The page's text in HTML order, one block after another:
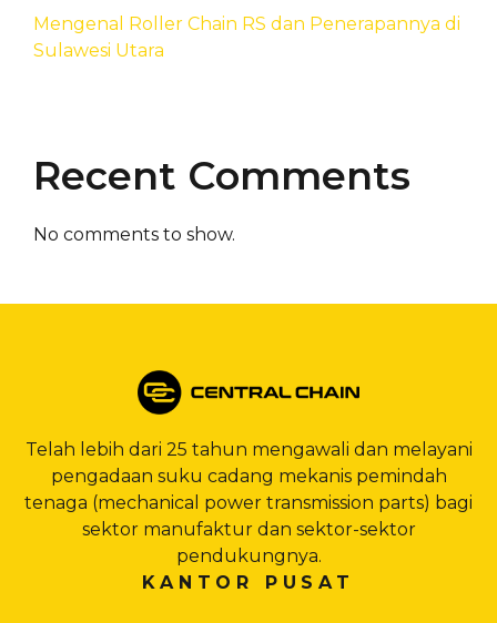
Mengenal Roller Chain RS dan Penerapannya di
Sulawesi Utara
Recent Comments
No comments to show.
Telah lebih dari 25 tahun mengawali dan melayani
pengadaan suku cadang mekanis pemindah
tenaga (mechanical power transmission parts) bagi
sektor manufaktur dan sektor-sektor
pendukungnya.
KANTOR PUSAT